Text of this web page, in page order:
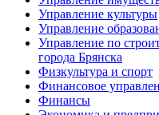
Управление культуры
Управление
Управление по
города Брянска
Физкультура и спорт
Финансовое
Финансы